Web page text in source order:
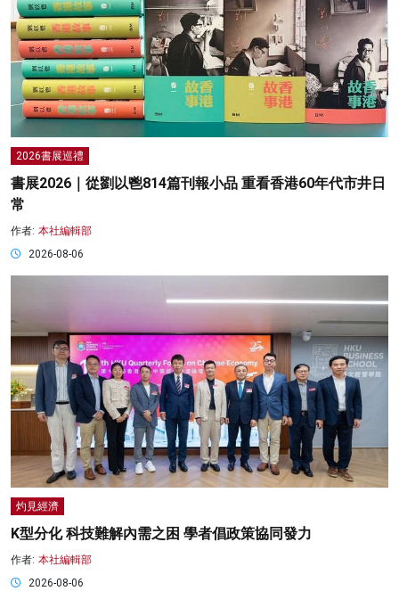
2026書展巡禮
書展2026｜從劉以鬯814篇刊報小品 重看香港60年代市井日
常
作者: 本社編輯部
2026-08-06
灼見經濟
K型分化 科技難解內需之困 學者倡政策協同發力
作者: 本社編輯部
2026-08-06